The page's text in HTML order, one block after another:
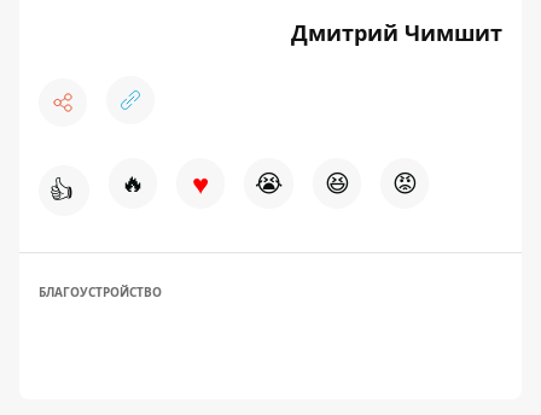
Дмитрий Чимшит
👍 🔥 ♥ 😭 😆 😡
БЛАГОУСТРОЙСТВО